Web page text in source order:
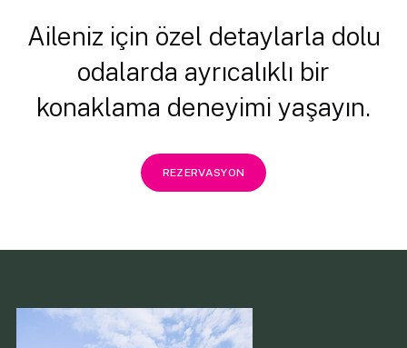
Aileniz için özel detaylarla dolu
odalarda ayrıcalıklı bir
konaklama deneyimi yaşayın.
REZERVASYON